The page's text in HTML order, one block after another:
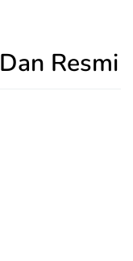
Resmi